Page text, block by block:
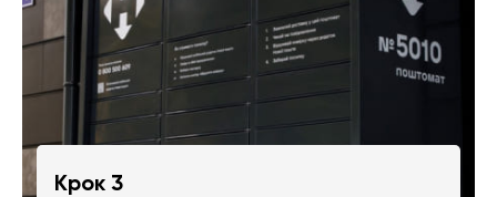
Крок 3